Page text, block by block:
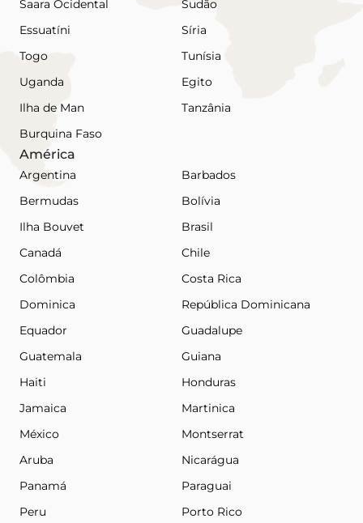
Saara Ocidental
Sudão
Essuatíni
Síria
Togo
Tunísia
Uganda
Egito
Ilha de Man
Tanzânia
Burquina Faso
América
Argentina
Barbados
Bermudas
Bolívia
Ilha Bouvet
Brasil
Canadá
Chile
Colômbia
Costa Rica
Dominica
República Dominicana
Equador
Guadalupe
Guatemala
Guiana
Haiti
Honduras
Jamaica
Martinica
México
Montserrat
Aruba
Nicarágua
Panamá
Paraguai
Peru
Porto Rico